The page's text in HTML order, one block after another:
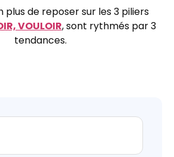
plus de reposer sur les 3 piliers
VOULOIR, sont rythmés par 3
tendances.